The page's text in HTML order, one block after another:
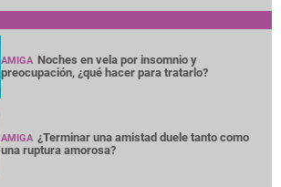
AMIGA Noches en vela por insomnio y
preocupación, ¿qué hacer para tratarlo?
AMIGA ¿Terminar una amistad duele tanto como
una ruptura amorosa?